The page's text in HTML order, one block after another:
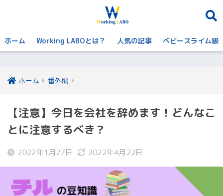
ホーム Working LABOとは？ 人気の記事 ベビースライム級
ホーム 番外編
【注意】今日を会社を辞めます！どんなこ
とに注意するべき？
2022年1月27日 2022年4月22日